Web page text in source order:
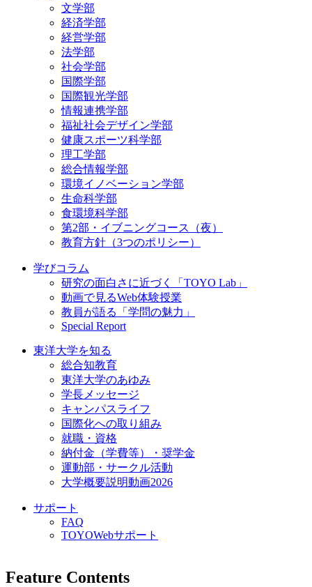
文学部
経済学部
経営学部
法学部
社会学部
国際学部
国際観光学部
情報連携学部
福祉社会デザイン学部
健康スポーツ科学部
理工学部
総合情報学部
環境イノベーション学部
生命科学部
食環境科学部
第2部・イブニングコース（夜）
教育方針（3つのポリシー）
学びコラム
研究の面白さに近づく「TOYO Lab」
動画で見るWeb体験授業
教員が語る「学問の魅力」
Special Report
東洋大学を知る
総合知教育
東洋大学のあゆみ
学長メッセージ
キャンパスライフ
国際化への取り組み
就職・資格
納付金（学費等）・奨学金
運動部・サークル活動
大学概要説明動画2026
サポート
FAQ
TOYOWebサポート
Feature Contents